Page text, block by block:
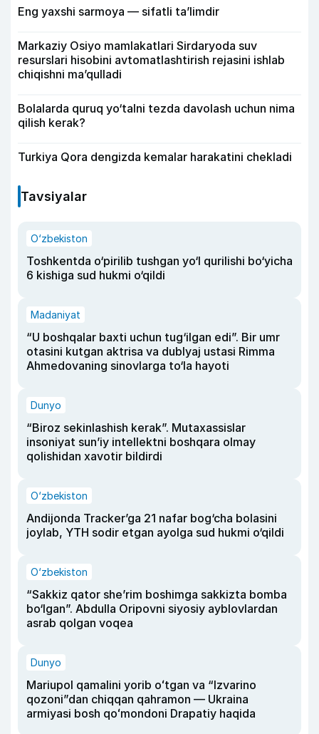
Eng yaxshi sarmoya — sifatli ta’limdir
Markaziy Osiyo mamlakatlari Sirdaryoda suv
resurslari hisobini avtomatlashtirish rejasini ishlab
chiqishni ma’qulladi
Bolalarda quruq yo‘talni tezda davolash uchun nima
qilish kerak?
Turkiya Qora dengizda kemalar harakatini chekladi
Tavsiyalar
O‘zbekiston
Toshkentda o‘pirilib tushgan yo‘l qurilishi bo‘yicha
6 kishiga sud hukmi o‘qildi
Madaniyat
“U boshqalar baxti uchun tug‘ilgan edi”. Bir umr
otasini kutgan aktrisa va dublyaj ustasi Rimma
Ahmedovaning sinovlarga to‘la hayoti
Dunyo
“Biroz sekinlashish kerak”. Mutaxassislar
insoniyat sun’iy intellektni boshqara olmay
qolishidan xavotir bildirdi
O‘zbekiston
Andijonda Tracker’ga 21 nafar bog‘cha bolasini
joylab, YTH sodir etgan ayolga sud hukmi o‘qildi
O‘zbekiston
“Sakkiz qator she’rim boshimga sakkizta bomba
bo‘lgan”. Abdulla Oripovni siyosiy ayblovlardan
asrab qolgan voqea
Dunyo
Mariupol qamalini yorib oʻtgan va “Izvarino
qozoni”dan chiqqan qahramon — Ukraina
armiyasi bosh qoʻmondoni Drapatiy haqida